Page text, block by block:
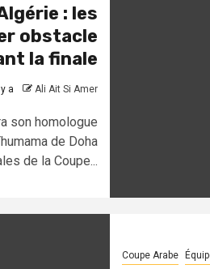
: les
obstacle
la finale
a Ali Ait Si Amer
son homologue
de Doha
de la Coupe...
Coupe Arabe